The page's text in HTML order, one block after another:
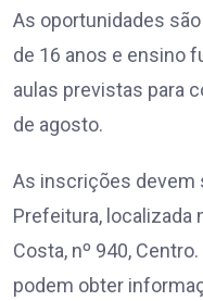
As oportunidades
de 16 anos e ensino
aulas previstas para
de agosto.
As inscrições devem
Prefeitura, localizada
Costa, nº 940,
podem obter